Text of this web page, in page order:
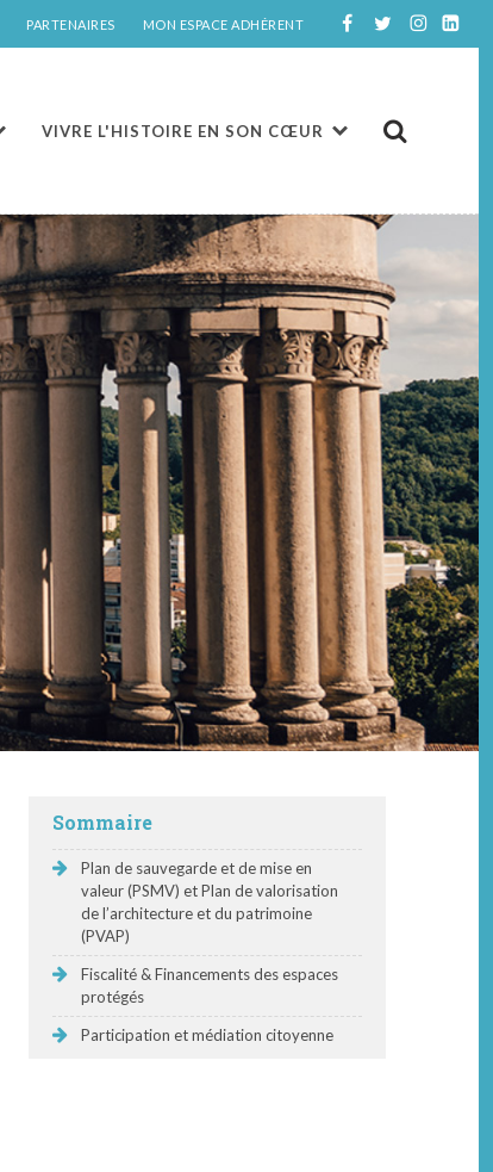
PARTENAIRES MON ESPACE ADHÉRENT
VIVRE L'HISTOIRE EN SON CŒUR
Sommaire
Plan de sauve­g­arde et de mise en
valeur (PSMV) et Plan de val­ori­sa­tion
de l’architecture et du pat­ri­moine
(PVAP)
Fiscalité & Financements des espaces
protégés
Participation et médiation citoyenne